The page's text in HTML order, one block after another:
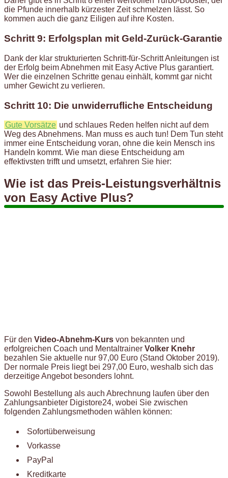
die Pfunde innerhalb kürzester Zeit schmelzen lässt. So
kommen auch die ganz Eiligen auf ihre Kosten.
Schritt 9: Erfolgsplan mit Geld-Zurück-Garantie
Dank der klar strukturierten Schritt-für-Schritt Anleitungen ist
der Erfolg beim Abnehmen mit Easy Active Plus garantiert.
Wer die einzelnen Schritte genau einhält, kommt gar nicht
umher Gewicht zu verlieren.
Schritt 10: Die unwiderrufliche Entscheidung
Gute Vorsätze und schlaues Reden helfen nicht auf dem
Weg des Abnehmens. Man muss es auch tun! Dem Tun steht
immer eine Entscheidung voran, ohne die kein Mensch ins
Handeln kommt. Wie man diese Entscheidung am
effektivsten trifft und umsetzt, erfahren Sie hier:
Wie ist das Preis-Leistungsverhältnis
von Easy Active Plus?
Für den Video-Abnehm-Kurs von bekannten und
erfolgreichen Coach und Mentaltrainer Volker Knehr
bezahlen Sie aktuelle nur 97,00 Euro (Stand Oktober 2019).
Der normale Preis liegt bei 297,00 Euro, weshalb sich das
derzeitige Angebot besonders lohnt.
Sowohl Bestellung als auch Abrechnung laufen über den
Zahlungsanbieter Digistore24, wobei Sie zwischen
folgenden Zahlungsmethoden wählen können:
Sofortüberweisung
Vorkasse
PayPal
Kreditkarte